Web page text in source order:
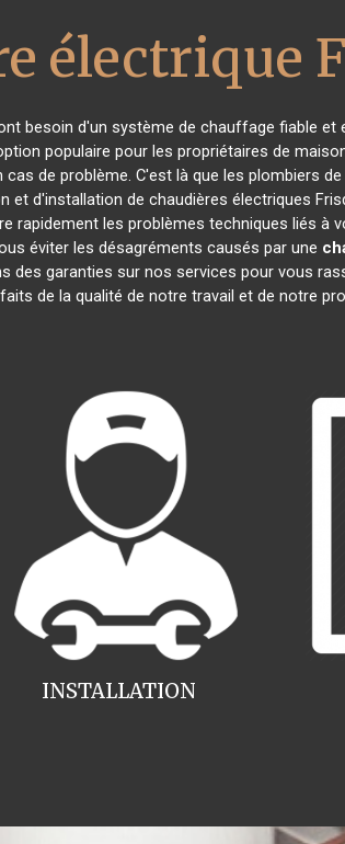
électrique
besoin d'un système de chauffage fiable
populaire pour les propriétaires de
de problème. C'est là que les plombiers de
et d'installation de chaudières électriques
rapidement les problèmes techniques liés à
éviter les désagréments causés par une
garanties sur nos services pour vous
de la qualité de notre travail et de notre
INSTALLATION